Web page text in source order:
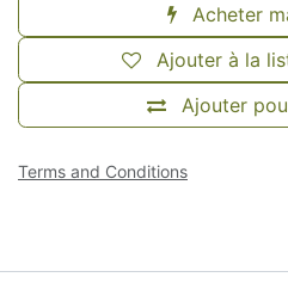
Acheter
Ajouter
Ajouter à la
Terms and Conditions